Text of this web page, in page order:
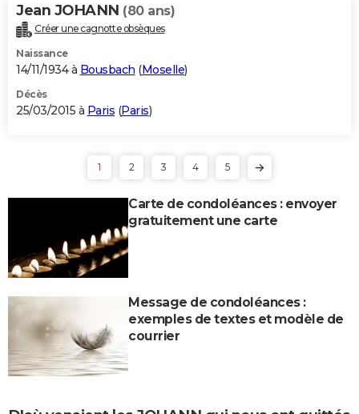
Jean JOHANN (80 ans)
Créer une cagnotte obsèques
Naissance
14/11/1934 à Bousbach (Moselle)
Décès
25/03/2015 à Paris (Paris)
1 2 3 4 5
Carte de condoléances : envoyer
gratuitement une carte
Message de condoléances :
exemples de textes et modèle de
courrier